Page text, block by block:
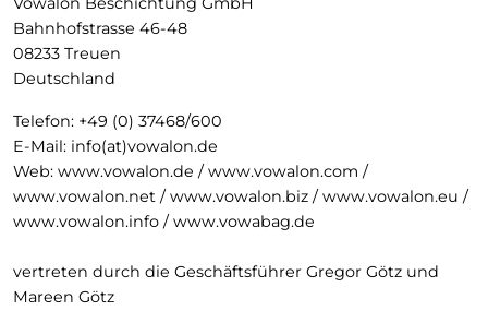
Bahnhofstrasse 46-48
08233 Treuen
Deutschland
Telefon: +49 (0) 37468/600
E-Mail: info(at)vowalon.de
Web: www.vowalon.de / www.vowalon.com /
www.vowalon.net / www.vowalon.biz / www.vowalon.eu /
www.vowalon.info / www.vowabag.de
vertreten durch die Geschäftsführer Gregor Götz und
Mareen Götz